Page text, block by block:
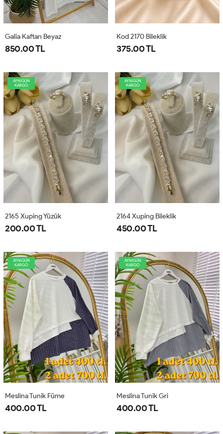
Galia Kaftan Beyaz
850.00 TL
Kod 2170 Bileklik
375.00 TL
AYNIGÜN
KARGO
2165 Xuping Yüzük
200.00 TL
AYNIGÜN
KARGO
2164 Xuping Bileklik
450.00 TL
AYNIGÜN
KARGO
Meslina Tunik Füme
400.00 TL
AYNIGÜN
KARGO
Meslina Tunik Gri
400.00 TL